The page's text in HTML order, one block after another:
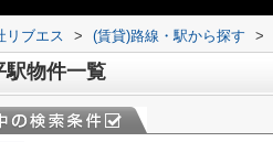
リブエス > (賃貸)路線・駅から探す >
駅物件一覧